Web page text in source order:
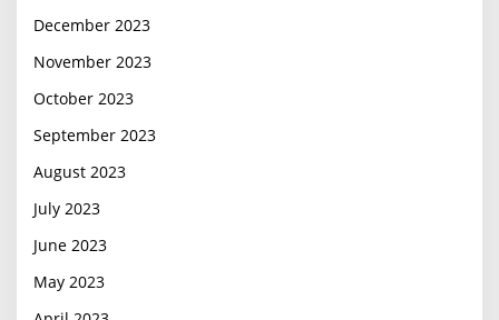
December 2023
November 2023
October 2023
September 2023
August 2023
July 2023
June 2023
May 2023